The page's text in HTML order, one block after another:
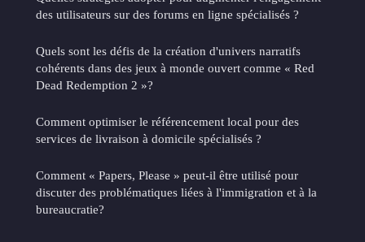
des utilisateurs sur des forums en ligne spécialisés ?
Quels sont les défis de la création d'univers narratifs
cohérents dans des jeux à monde ouvert comme « Red
Dead Redemption 2 »?
Comment optimiser le référencement local pour des
services de livraison à domicile spécialisés ?
Comment « Papers, Please » peut-il être utilisé pour
discuter des problématiques liées à l'immigration et à la
bureaucratie?